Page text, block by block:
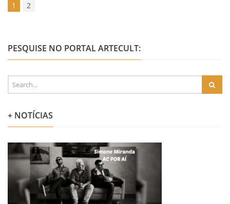
1 2
PESQUISE NO PORTAL ARTECULT:
+ NOTÍCIAS